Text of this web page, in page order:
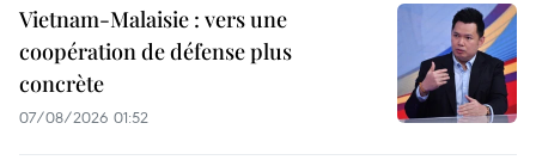
Vietnam-Malaisie : vers une
coopération de défense plus
concrète
07/08/2026 01:52